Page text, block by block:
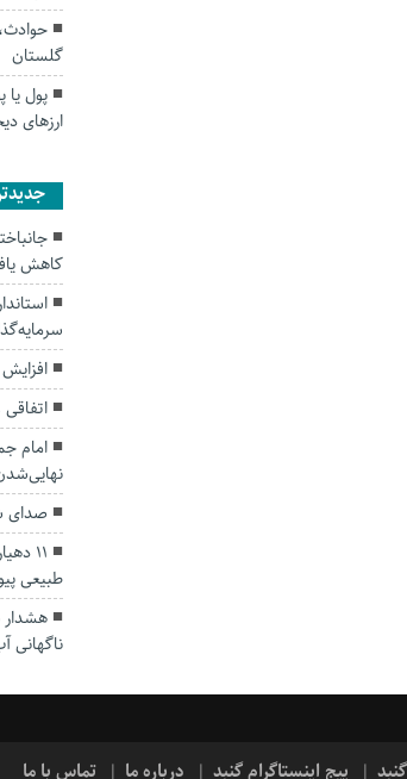
گلستان
پول
ارزهای
کاهش
افزایش ۵۳ درصدی بارندگی‌ها در گلستان
امام
صدای
۱۱
طبیعی
هشدار
ناگهانی
پیج اینستاگرام گنبد درباره ما تماس با ما